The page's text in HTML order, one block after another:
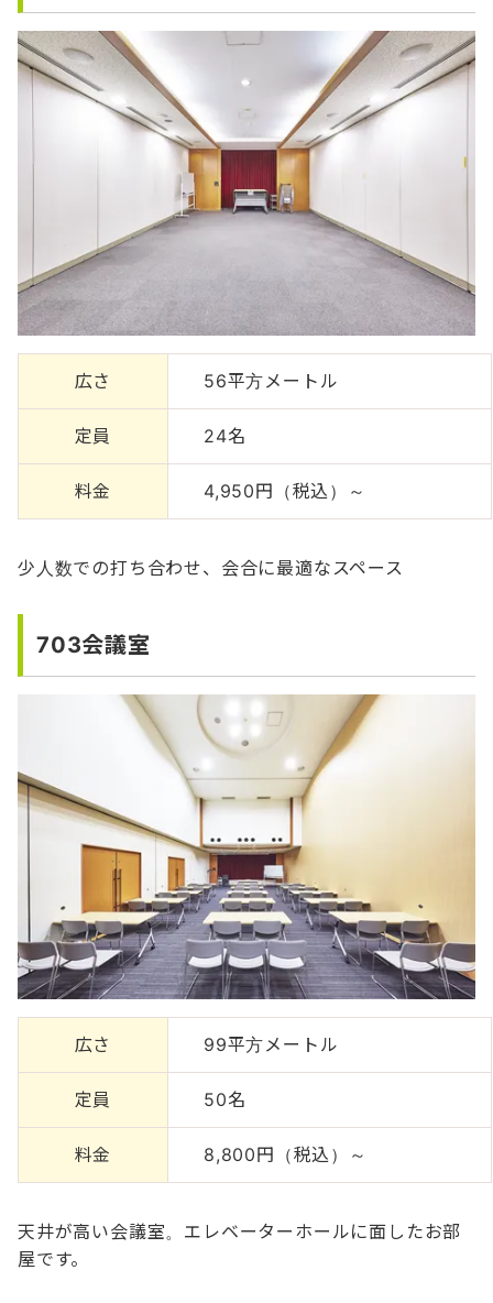
広さ 56平方メートル
定員 24名
料金 4,950円（税込）～
少人数での打ち合わせ、会合に最適なスペース
703会議室
広さ 99平方メートル
定員 50名
料金 8,800円（税込）～
天井が高い会議室。エレベーターホールに面したお部
屋です。